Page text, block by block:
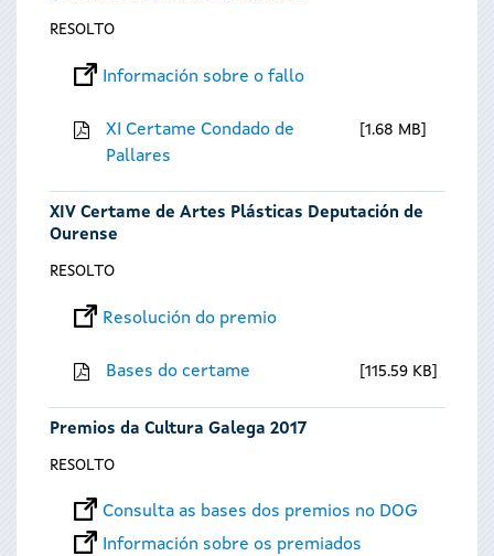
RESOLTO
Información sobre o fallo
XI Certame Condado de
Pallares
1.68 MB
XIV Certame de Artes Plásticas Deputación de
Ourense
RESOLTO
Resolución do premio
Bases do certame 115.59 KB
Premios da Cultura Galega 2017
RESOLTO
Consulta as bases dos premios no DOG
Información sobre os premiados